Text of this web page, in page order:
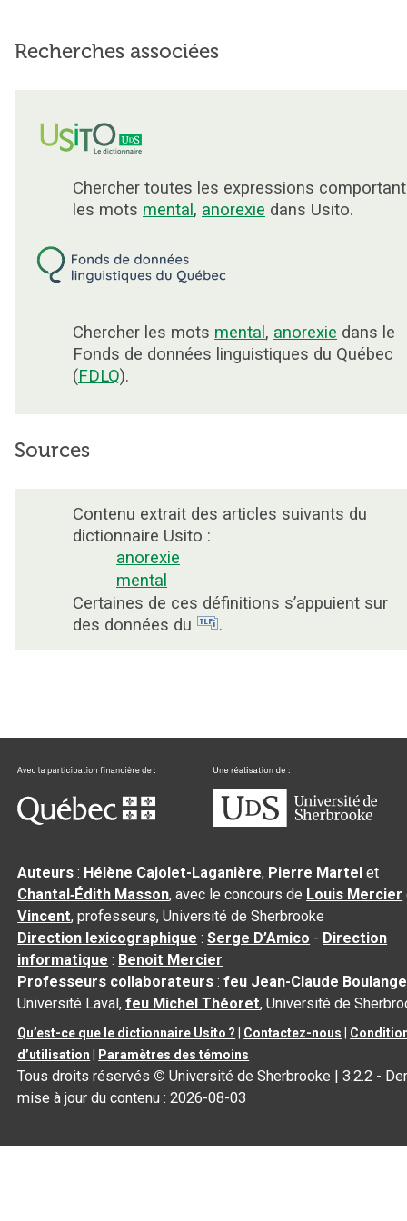
Recherches associées
Chercher toutes les expressions comportant
les mots mental , anorexie dans Usito.
Chercher les mots mental , anorexie dans le
Fonds de données linguistiques du Québec
(FDLQ).
Sources
Contenu extrait des articles suivants du
dictionnaire Usito :
anorexie
mental
Certaines de ces définitions s’appuient sur
des données du
.
Auteurs : Hélène Cajolet-Laganière, Pierre Martel et
Chantal‑Édith Masson, avec le concours de Louis Mercier
Vincent, professeurs, Université de Sherbrooke
Direction lexicographique :Serge D’Amico - Direction
informatique : Benoit Mercier
Professeurs collaborateurs :feu Jean-Claude
Université Laval,feu Michel Théoret, Université de
Qu’est-ce que le dictionnaire Usito ? Contactez-nous
d’utilisation
Paramètres des témoins
Tous droits réservés © Université de Sherbrooke |3.2.2 -
mise à jour du contenu :2026-08-03